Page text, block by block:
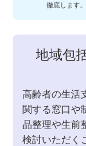
徹底します。
地域包
高齢者の生活
関する窓口や
品整理や生前
検討いただく